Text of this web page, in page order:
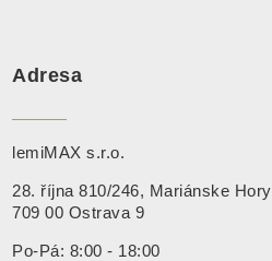
Adresa
lemiMAX s.r.o.
28. října 810/246, Mariánske Hory
709 00 Ostrava 9
Po-Pá: 8:00 - 18:00